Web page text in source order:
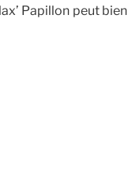
Papillon peut bien